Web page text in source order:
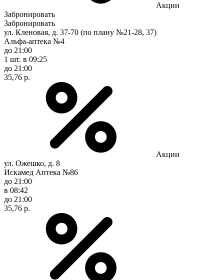
Акции
Забронировать
Забронировать
ул. Кленовая, д. 37-70 (по плану №21-28, 37)
Альфа-аптека №4
до 21:00
1 шт. в 09:25
до 21:00
35,76 р.
Акции
ул. Ожешко, д. 8
Искамед Аптека №86
до 21:00
в 08:42
до 21:00
35,76 р.